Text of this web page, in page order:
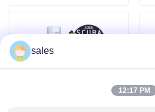
Richieda una citazione
Anti-Fog nuoto occhiali
sales
12:17 PM